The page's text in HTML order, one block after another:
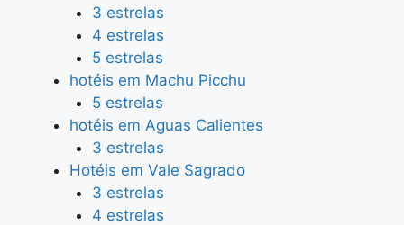
3 estrelas
4 estrelas
5 estrelas
hotéis em Machu Picchu
5 estrelas
hotéis em Aguas Calientes
3 estrelas
Hotéis em Vale Sagrado
3 estrelas
4 estrelas